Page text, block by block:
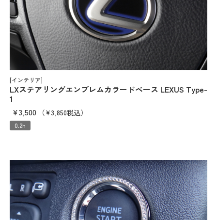
[インテリア]
LXステアリングエンブレムカラードベース LEXUS Type-
1
¥3,500
（¥3,850税込）
0.2h